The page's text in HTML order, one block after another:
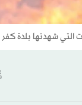
التي شهدتها بلدة